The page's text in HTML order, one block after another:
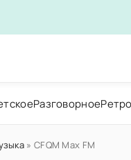
РазговорноеРетро
» CFQM Max FM